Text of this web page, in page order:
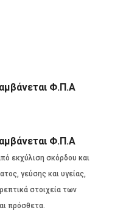
Φ.Π.Α
Φ.Π.Α
εκχύλιση σκόρδου και
γεύσης και υγείας,
στοιχεία των
πρόσθετα.